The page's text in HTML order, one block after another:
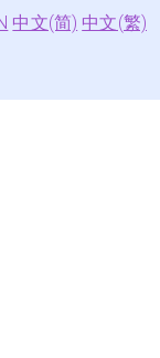
中文(简) 中文(繁)